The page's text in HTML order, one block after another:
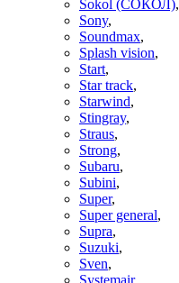
Sokol (СОКОЛ),
Sony,
Soundmax,
Splash vision,
Start,
Star track,
Starwind,
Stingray,
Straus,
Strong,
Subaru,
Subini,
Super,
Super general,
Supra,
Suzuki,
Sven,
Systemair,